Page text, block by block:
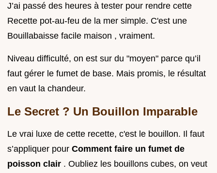
J’ai passé des heures à tester pour rendre cette
Recette pot-au-feu de la mer simple. C'est une
Bouillabaisse facile maison , vraiment.
Niveau difficulté, on est sur du "moyen" parce qu’il
faut gérer le fumet de base. Mais promis, le résultat
en vaut la chandeur.
Le Secret ? Un Bouillon Imparable
Le vrai luxe de cette recette, c'est le bouillon. Il faut
s’appliquer pour Comment faire un fumet de
poisson clair . Oubliez les bouillons cubes, on veut